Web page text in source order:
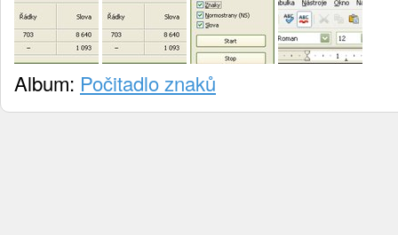
Album: Počitadlo znaků